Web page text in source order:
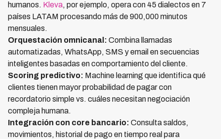
humanos. Kleva, por ejemplo, opera con 45 dialectos en 7
países LATAM procesando más de 900,000 minutos
mensuales.
Orquestación omnicanal: Combina llamadas
automatizadas, WhatsApp, SMS y email en secuencias
inteligentes basadas en comportamiento del cliente.
Scoring predictivo: Machine learning que identifica qué
clientes tienen mayor probabilidad de pagar con
recordatorio simple vs. cuáles necesitan negociación
compleja humana.
Integración con core bancario: Consulta saldos,
movimientos, historial de pago en tiempo real para